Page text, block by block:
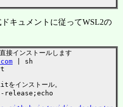
キュメントに従ってWSL2の
インストールします
| sh
インストール。